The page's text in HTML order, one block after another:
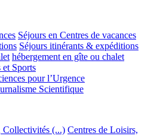
Séjours en Centres de vacances
Séjours itinérants & expéditions
hébergement en gîte ou chalet
et Sports
pour l’Urgence
Scientifique
Collectivités (...) Centres de Loisirs,